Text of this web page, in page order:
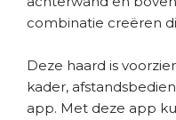
combinatie creëren
Deze haard is
kader,
app. Met deze app